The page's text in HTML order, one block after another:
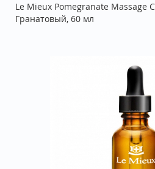
Le Mieux Pomegranate Massage
Гранатовый, 60 мл